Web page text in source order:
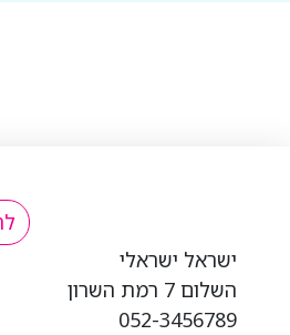
ישראל ישראלי
השלום 7 רמת השרון
052-3456789